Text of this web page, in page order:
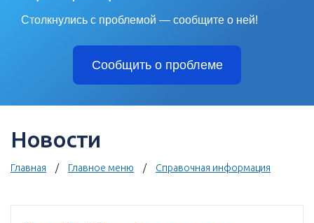
Столкнулись с проблемой — сообщите о ней!
Сообщить о проблеме
Новости
Главная Главное меню Справочная информация